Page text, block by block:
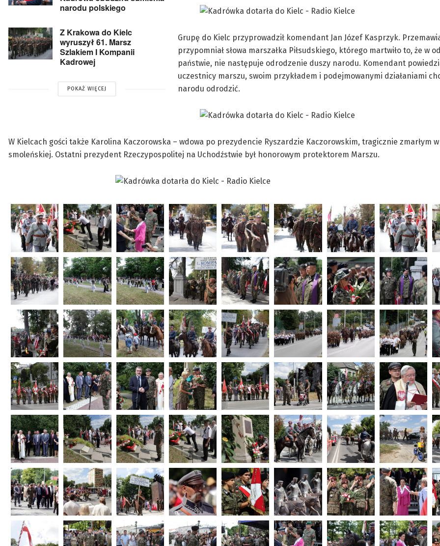
narodu polskiego
Z Krakowa do Kielc
wyruszył 61. Marsz
Szlakiem I Kompanii
Kadrowej
POKAŻ WIĘCEJ
Grupę do Kielc przyprowadził komendant Jan Józef Kasprzyk.
przypomniał słowa marszałka Piłsudskiego, którego martwiło to, że w
państwie, nie następuje odrodzenie duszy narodu. Komendant
uczestnicy marszu, swoim przykładem i podejmowanymi działaniami
narodu odrodzić.
W Kielcach gości także Karolina Kaczorowska – wdowa po prezydencie Ryszardzie Kaczorowskim, tragicznie zmarłym
smoleńskiej. Ostatni prezydent Rzeczypospolitej na Uchodźstwie był honorowym protektorem Marszu.